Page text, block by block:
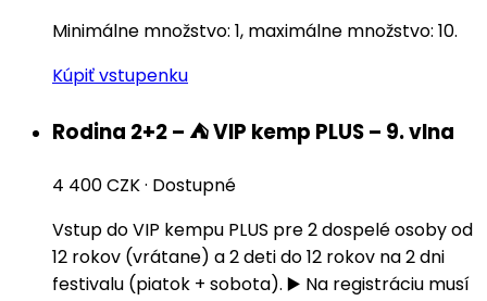
Minimálne množstvo: 1, maximálne množstvo: 10.
Kúpiť vstupenku
Rodina 2+2 – ⛺️ VIP kemp PLUS – 9. vlna
4 400 CZK· Dostupné
Vstup do VIP kempu PLUS pre 2 dospelé osoby od
12 rokov (vrátane) a 2 deti do 12 rokov na 2 dni
festivalu (piatok + sobota). ▶️ Na registráciu musí